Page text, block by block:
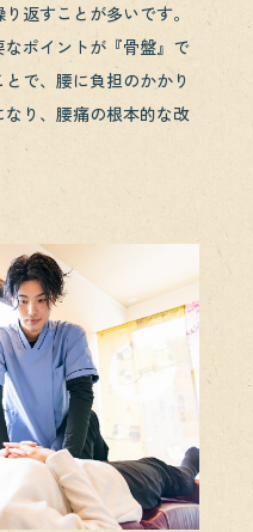
返すことが多いです。
ポイントが『骨盤』で
で、腰に負担のかかり
り、腰痛の根本的な改